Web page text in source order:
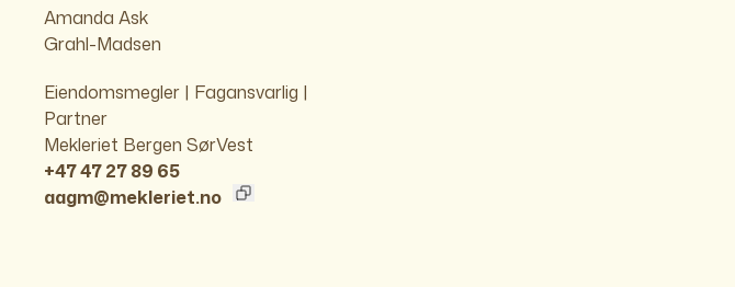
Amanda Ask
Grahl-Madsen
Eiendomsmegler | Fagansvarlig |
Partner
Mekleriet Bergen SørVest
+47 47 27 89 65
aagm@mekleriet.no